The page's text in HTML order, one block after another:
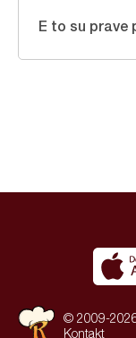
E to su prave
© 2009-
Kontakt